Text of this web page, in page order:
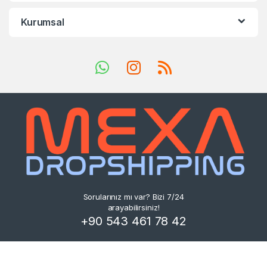
Kurumsal
Sorularınız mı var? Bizi 7/24
arayabilirsiniz!
+90 543 461 78 42